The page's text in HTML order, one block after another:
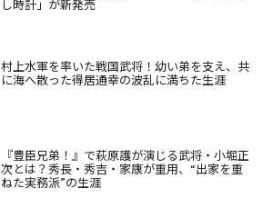
し時計」が新発売
村上水軍を率いた戦国武将！幼い弟を支え、共
に海へ散った得居通幸の波乱に満ちた生涯
『豊臣兄弟！』で萩原護が演じる武将・小堀正
次とは？秀長・秀吉・家康が重用、“出家を重
ねた実務派”の生涯